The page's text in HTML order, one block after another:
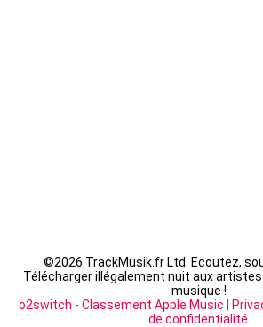
©2026 TrackMusik.fr Ltd. Ecoutez,
Télécharger illégalement nuit aux
musique !
o2switch - Classement Apple Music
de confidentialité